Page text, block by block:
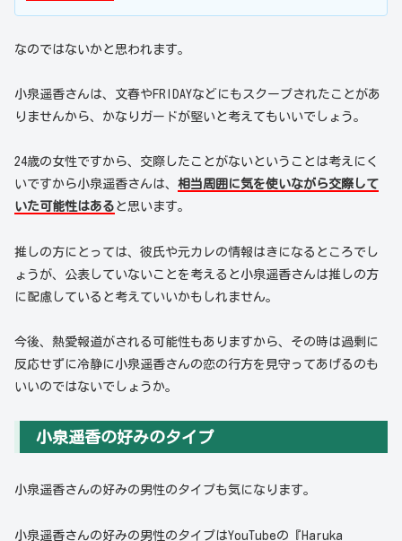
なのではないかと思われます。
小泉遥香さんは、文春やFRIDAYなどにもスクープされたことがあ
りませんから、かなりガードが堅いと考えてもいいでしょう。
24歳の女性ですから、交際したことがないということは考えにく
いですから小泉遥香さんは、 相当周囲に気を使いながら交際して
いた可能性はある と思います。
推しの方にとっては、彼氏や元カレの情報はきになるところでし
ょうが、公表していないことを考えると小泉遥香さんは推しの方
に配慮していると考えていいかもしれません。
今後、熱愛報道がされる可能性もありますから、その時は過剰に
反応せずに冷静に小泉遥香さんの恋の行方を見守ってあげるのも
いいのではないでしょうか。
小泉遥香の好みのタイプ
小泉遥香さんの好みの男性のタイプも気になります。
小泉遥香さんの好みの男性のタイプはYouTubeの『Haruka